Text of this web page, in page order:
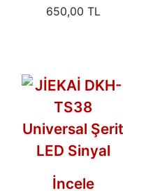
Brandası Su
650,00 TL
İncele